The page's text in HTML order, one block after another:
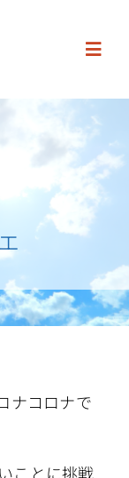
ナコロナで
ことに挑戦